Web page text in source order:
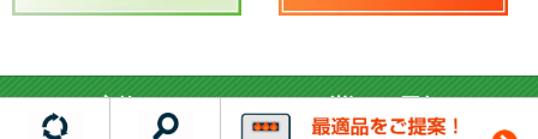
交換できるくんはおかげ様で27周年